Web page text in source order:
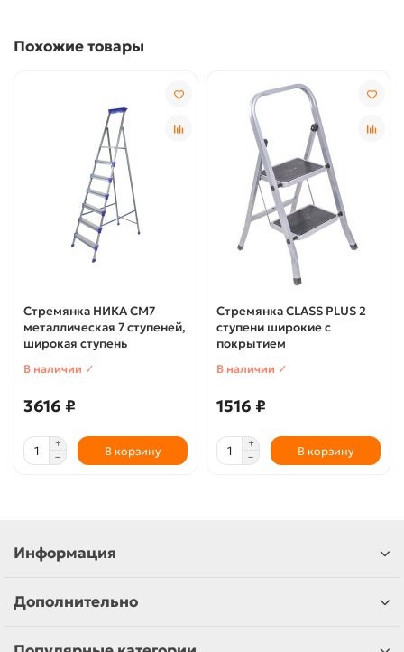
Похожие товары
Стремянка НИКА СМ7
металлическая 7 ступеней,
широкая ступень
В наличии ✓
3616 ₽
В корзину
Стремянка CLASS PLUS 2
ступени широкие с
покрытием
В наличии ✓
1516 ₽
В корзину
Информация
Дополнительно